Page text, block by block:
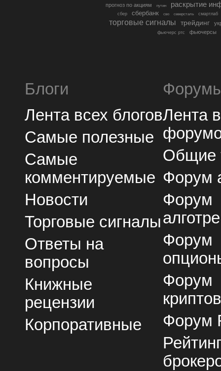
прогноз по акциям путин раскрытие
сбер сбербанк сво северсталь смартлаб
торговые сигналы трейдинг
фьючерс ртс фьючерсы
Блоги
Лента всех блогов
Самые полезные
Самые
комментируемые
Новости
Торговые сигналы
Ответы на
вопросы
Книжные
рецензии
Корпоративные
Лента
Общие
Форум
Форум
Форум
Форум
Форум